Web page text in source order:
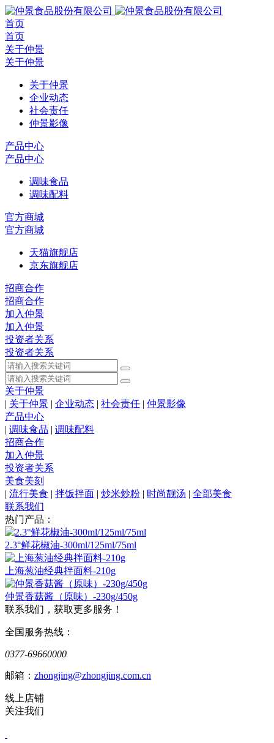
首页
首页
关于仲景
关于仲景
关于仲景
企业动态
社会责任
仲景影像
产品中心
产品中心
调味食品
调味配料
官方商城
官方商城
天猫旗舰店
京东旗舰店
招商合作
招商合作
加入仲景
加入仲景
投资者关系
投资者关系
关于仲景
| 关于仲景 | 企业动态 | 社会责任 | 仲景影像
产品中心
| 调味食品 | 调味配料
招商合作
加入仲景
投资者关系
美食美刻
| 流行美食 | 拌饭拌面 | 炒米炒粉 | 时尚靓汤 | 全部美食
联系我们
热门产品：
2.3°鲜花椒油-300ml/125ml/75ml
上海葱油经典拌面料-210g
仲景香菇酱（原味）-230g/450g
联系我们，获取更多服务！
全国服务热线：
0377-69660000
邮箱： zhongjing@zhongjing.com.cn
线上店铺
关注我们